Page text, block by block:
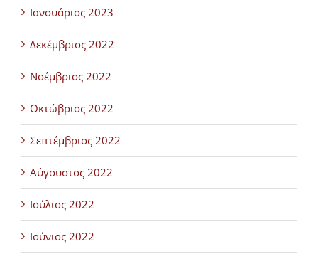
Ιανουάριος 2023
Δεκέμβριος 2022
Νοέμβριος 2022
Οκτώβριος 2022
Σεπτέμβριος 2022
Αύγουστος 2022
Ιούλιος 2022
Ιούνιος 2022